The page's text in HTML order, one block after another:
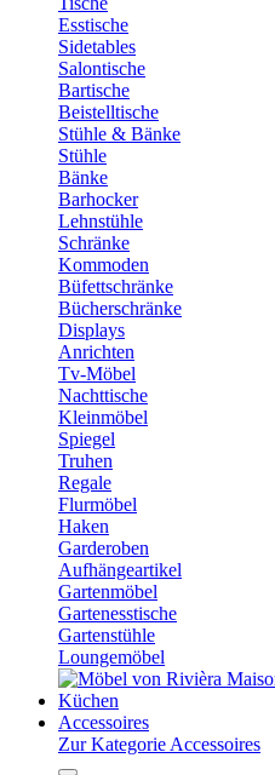
Esstische
Sidetables
Salontische
Bartische
Beistelltische
Stühle & Bänke
Stühle
Bänke
Barhocker
Lehnstühle
Schränke
Kommoden
Büfettschränke
Bücherschränke
Displays
Anrichten
Tv-Möbel
Nachttische
Kleinmöbel
Spiegel
Truhen
Regale
Flurmöbel
Haken
Garderoben
Aufhängeartikel
Gartenmöbel
Gartenesstische
Gartenstühle
Loungemöbel
Küchen
Accessoires
Zur Kategorie Accessoires